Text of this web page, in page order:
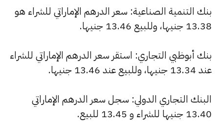
بنك التنمية الصناعية: سعر الدرهم الإماراتي للشراء هو
13.38 جنيها، وللبيع 13.46 جنيها.
بنك أبوظبي التجاري: استقر سعر الدرهم الإماراتي للشراء
عند 13.34 جنيها، وللبيع عند 13.46 جنيها.
البنك التجاري الدولي: سجل سعر الدرهم الإماراتي
13.40 جنيها للشراء و 13.45 للبيع.